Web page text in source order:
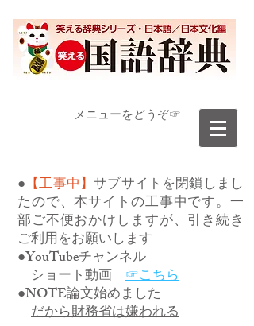
​メニューをどうぞ☞
● 【工事中】サブサイトを閉鎖しまし
たので、本サイトの工事中です。一
部ご不便おかけしますが、引き続き
ご利用をお願いします
●YouTubeチャンネル
ショート動画 ☞こちら
●NOTE論文始めました
だから財務省は嫌われる